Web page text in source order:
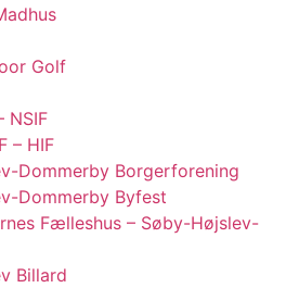
Golf
NSIF
– HIF
Dommerby Borgerforening
Dommerby Byfest
Fælleshus – Søby-Højslev-
Billard